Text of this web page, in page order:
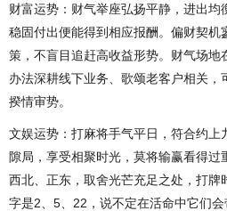
财富运势：财气举座弘扬平静，进出均
稳固付出便能得到相应报酬。偏财契机
策，不盲目追赶高收益形势。财气场地
办法深耕线下业务、歌颂老客户相关
揆情审势。
文娱运势：打麻将手气平日，符合约上
隙局，享受相聚时光，莫将输赢看得过
西北、正东，取舍光芒充足之处，打牌
字是2、5、22，说不定在活命中它们